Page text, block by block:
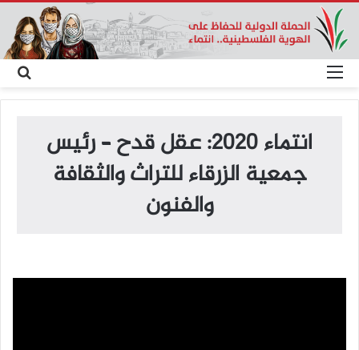
عن
انتماء 2020: عقل قدح – رئيس
جمعية الزرقاء للتراث والثقافة
والفنون